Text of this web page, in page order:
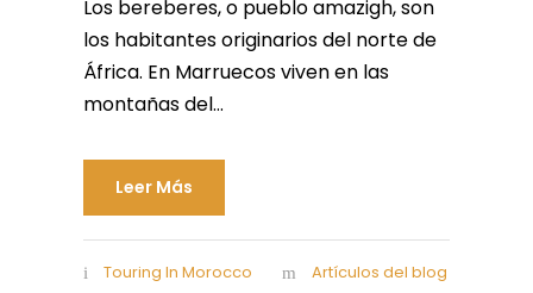
Los bereberes, o pueblo amazigh, son
los habitantes originarios del norte de
África. En Marruecos viven en las
montañas del...
Leer Más
Touring In Morocco Artículos del blog